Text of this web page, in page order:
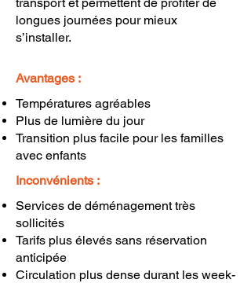
longues journées pour mieux
s’installer.
Avantages :
Températures agréables
Plus de lumière du jour
Transition plus facile pour les familles
avec enfants
Inconvénients :
Services de déménagement très
sollicités
Tarifs plus élevés sans réservation
anticipée
Circulation plus dense durant les week-